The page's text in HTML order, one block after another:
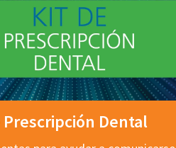
Prescripción Dental